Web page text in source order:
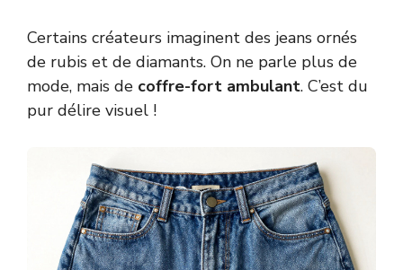
Certains créateurs imaginent des jeans ornés
de rubis et de diamants. On ne parle plus de
mode, mais de coffre-fort ambulant. C’est du
pur délire visuel !